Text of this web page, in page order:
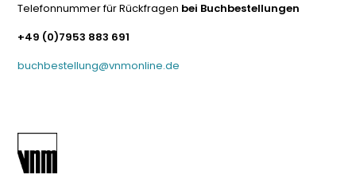
Telefonnummer für Rückfragen bei Buchbestellungen
+49 (0)7953 883 691
buchbestellung@vnmonline.de